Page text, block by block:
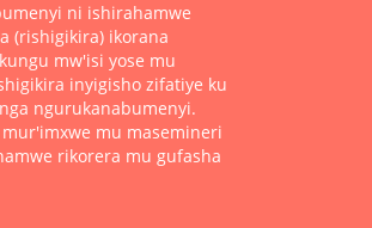
ni ishirahamwe
(rishigikira) ikorana
mw'isi yose mu
inyigisho zifatiye ku
ngurukanabumenyi.
mu masemineri
rikorera mu gufasha